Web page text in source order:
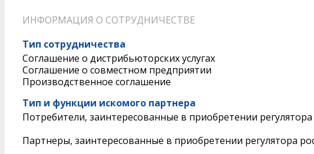
ИНФОРМАЦИЯ О СОТРУДНИЧЕСТВЕ
Тип сотрудничества
Соглашение о дистрибьюторских услугах
Соглашение о совместном предприятии
Производственное соглашение
Тип и функции искомого партнера
Потребители, заинтересованные в приобретении
Партнеры, заинтересованные в приобретении регулятора